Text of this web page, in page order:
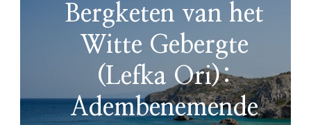
Bergketen van het
Witte Gebergte
(Lefka Ori):
Adembenemende